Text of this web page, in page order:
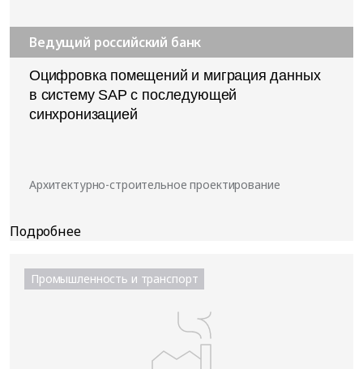
Ведущий российский банк
Оцифровка помещений и миграция данных
в систему SAP с последующей
синхронизацией
Архитектурно-строительное проектирование
Промышленность и транспорт